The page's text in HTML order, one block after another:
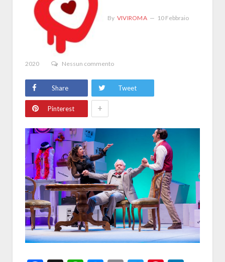
By VIVIROMA 10 Febbraio
2020 Nessun commento
Share Tweet
Pinterest +